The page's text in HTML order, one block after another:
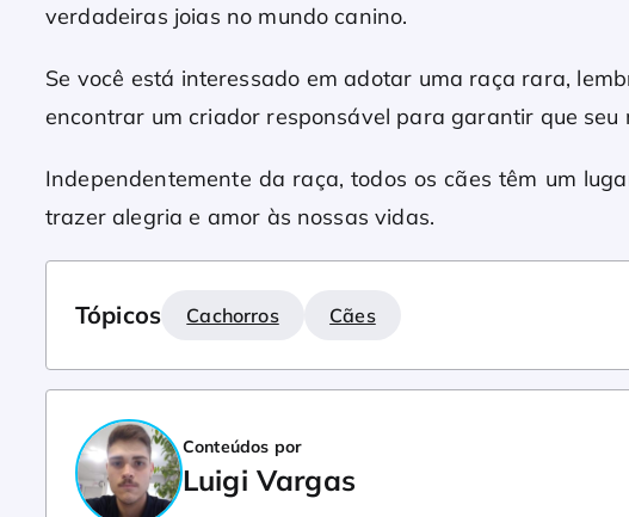
verdadeiras joias no mundo canino.
Se você está interessado em adotar uma raça rara,
encontrar um criador responsável para garantir que seu
Independentemente da raça, todos os cães têm um
trazer alegria e amor às nossas vidas.
Tópicos Cachorros Cães
Conteúdos por
Luigi Vargas